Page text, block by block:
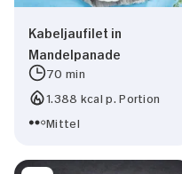
Kabeljaufilet in
Mandelpanade
70 min
1.388 kcal p. Portion
Mittel